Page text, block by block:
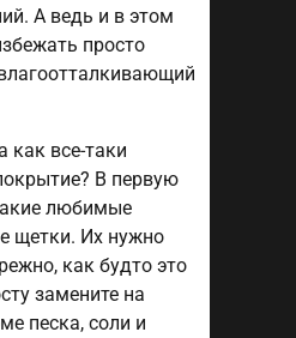
А ведь и в этом
просто
как все-таки
В первую
любимые
щетки. Их нужно
как будто это
замените на
песка, соли и